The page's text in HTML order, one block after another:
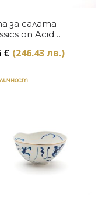
поръчка
за салата
on Acid
€ (246.43 лв.)